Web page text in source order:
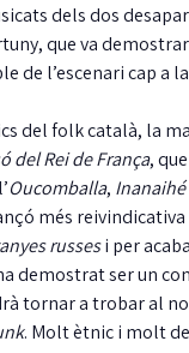
dels dos
que va
de l’escenari cap
del folk català, la
del Rei de França,
Oucomballa, Inanaihé
més reivindicativa
russesi per
demostrat ser un
tornar a trobar al
. Molt ètnic i molt